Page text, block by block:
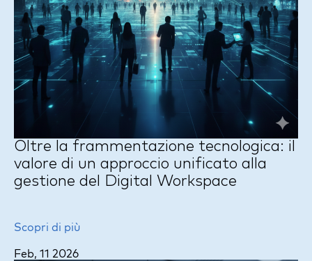
Oltre la frammentazione tecnologica: il
valore di un approccio unificato alla
gestione del Digital Workspace
Scopri di più
Feb, 11 2026